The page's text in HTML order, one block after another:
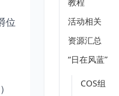
位 活动相关
资源汇总
“日在风蓝”
COS组